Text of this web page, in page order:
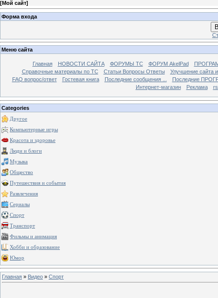
[Мой сайт]
Форма входа
Меню сайта
Главная НОВОСТИ САЙТА ФОРУМЫ TC ФОРУМ AkelPad
Справочные материалы по TС
Статьи Вопросы Ответы
Улучшение сайта
FAQ вопрос/ответ
Гостевая книга Последние сообщения ...
Последние
Интернет-магазин
Реклама
Categories
Другое
Компьютерные игры
Красота и здоровье
Люди и блоги
Музыка
Общество
Путешествия и события
Развлечения
Сериалы
Спорт
Транспорт
Фильмы и анимация
Хобби и образование
Юмор
Главная » Видео » Спорт